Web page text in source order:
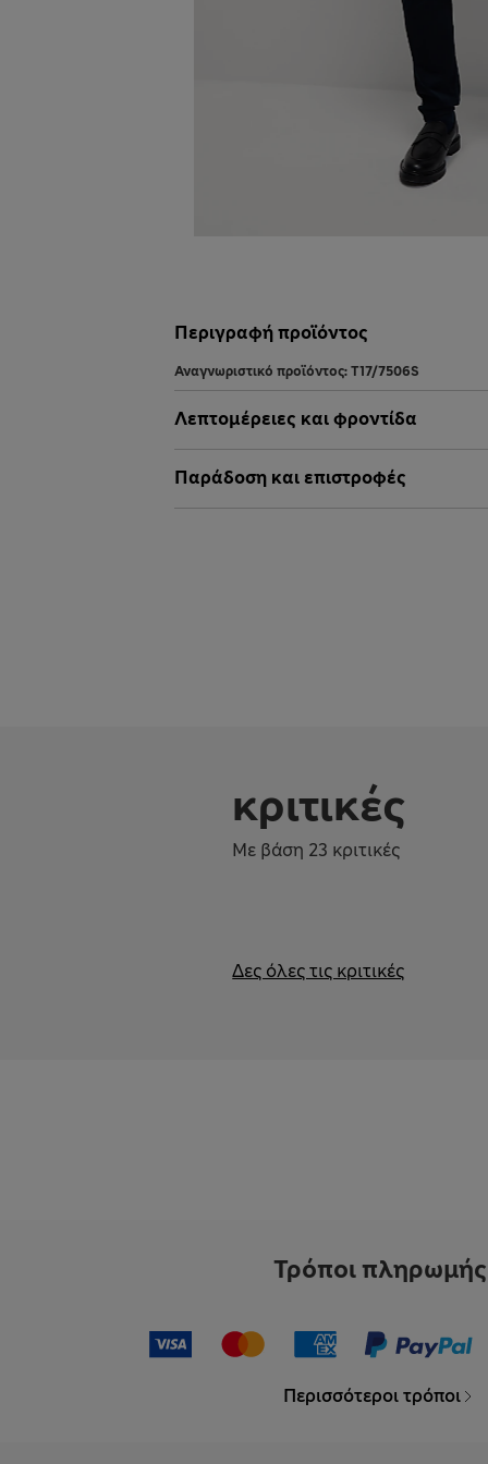
Περιγραφή προϊόντος
Αναγνωριστικό προϊόντος:T17/7506S
Λεπτομέρειες και φροντίδα
Παράδοση και επιστροφές
κριτικές
Με βάση 23 κριτικές
Δες όλες τις κριτικές
Τρόποι πληρωμής
Περισσότεροι τρόποι